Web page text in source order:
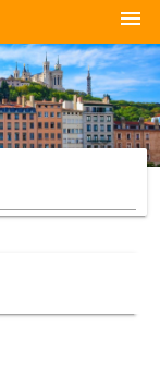
menu